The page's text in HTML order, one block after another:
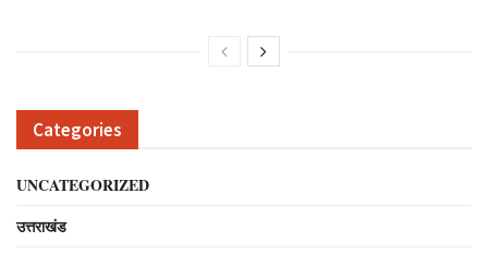
Categories
UNCATEGORIZED
उत्तराखंड